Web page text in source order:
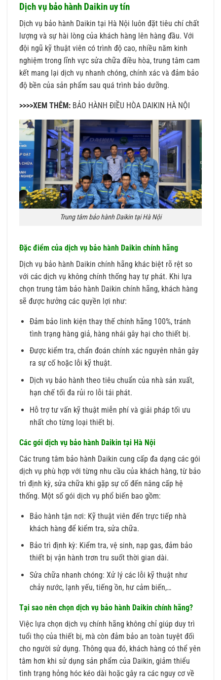
Dịch vụ bảo hành Daikin uy tín
Dịch vụ bảo hành Daikin tại Hà Nội luôn đặt tiêu chí chất
lượng và sự hài lòng của khách hàng lên hàng đầu. Với
đội ngũ kỹ thuật viên có trình độ cao, nhiều năm kinh
nghiệm trong lĩnh vực sửa chữa điều hòa, trung tâm cam
kết mang lại dịch vụ nhanh chóng, chính xác và đảm bảo
độ bền của sản phẩm sau quá trình bảo dưỡng.
>>>>XEM THÊM: BẢO HÀNH ĐIỀU HÒA DAIKIN HÀ NỘI
Trung tâm bảo hành Daikin tại Hà Nội
Đặc điểm của dịch vụ bảo hành Daikin chính hãng
Dịch vụ bảo hành Daikin chính hãng khác biệt rõ rệt so
với các dịch vụ không chính thống hay tự phát. Khi lựa
chọn trung tâm bảo hành Daikin chính hãng, khách hàng
sẽ được hưởng các quyền lợi như:
Đảm bảo linh kiện thay thế chính hãng 100%, tránh
tình trạng hàng giả, hàng nhái gây hại cho thiết bị.
Được kiểm tra, chẩn đoán chính xác nguyên nhân gây
ra sự cố hoặc lỗi kỹ thuật.
Dịch vụ bảo hành theo tiêu chuẩn của nhà sản xuất,
hạn chế tối đa rủi ro lỗi tái phát.
Hỗ trợ tư vấn kỹ thuật miễn phí và giải pháp tối ưu
nhất cho từng loại thiết bị.
Các gói dịch vụ bảo hành Daikin tại Hà Nội
Các trung tâm bảo hành Daikin cung cấp đa dạng các gói
dịch vụ phù hợp với từng nhu cầu của khách hàng, từ bảo
trì định kỳ, sửa chữa khi gặp sự cố đến nâng cấp hệ
thống. Một số gói dịch vụ phổ biến bao gồm:
Bảo hành tận nơi: Kỹ thuật viên đến trực tiếp nhà
khách hàng để kiểm tra, sửa chữa.
Bảo trì định kỳ: Kiểm tra, vệ sinh, nạp gas, đảm bảo
thiết bị vận hành trơn tru suốt thời gian dài.
Sửa chữa nhanh chóng: Xử lý các lỗi kỹ thuật như
chảy nước, lạnh yếu, tiếng ồn, hư cảm biến,…
Tại sao nên chọn dịch vụ bảo hành Daikin chính hãng?
Việc lựa chọn dịch vụ chính hãng không chỉ giúp duy trì
tuổi thọ của thiết bị, mà còn đảm bảo an toàn tuyệt đối
cho người sử dụng. Thông qua đó, khách hàng có thể yên
tâm hơn khi sử dụng sản phẩm của Daikin, giảm thiểu
tình trạng hỏng hóc kéo dài hoặc gây ra các nguy cơ về